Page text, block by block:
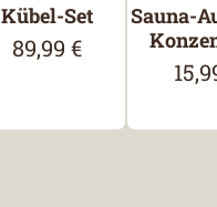
Kübel-Set
Regulärer Preis:
89,99 €
Sauna-